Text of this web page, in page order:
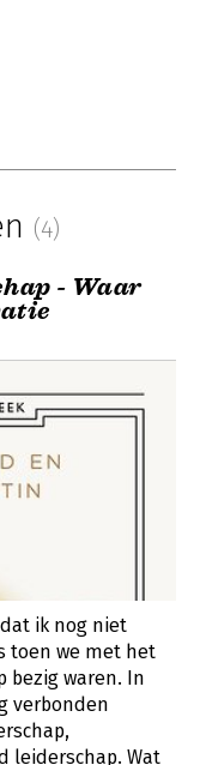
(4)
- Waar
ik nog niet
toen we met het
bezig waren. In
verbonden
leiderschap. Wat